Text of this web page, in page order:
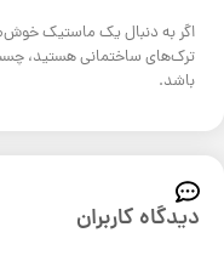
اگر به دنبال یک ماستیک
ترک‌های ساختمانی هستید،
باشد.
دیدگاه کاربران